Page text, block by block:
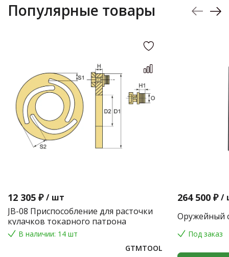
Популярные товары
12 305 ₽ / шт
JB-08 Приспособление для расточки
кулачков токарного патрона
В наличии: 14 шт
GTMTOOL
264 500 ₽ /
Оружейный
Под заказ